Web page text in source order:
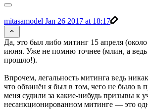
mitasamodel Jan 26 2017 at 18:17
Да, это был либо митинг 15 апреля
июня. Уже не помню точнее (млин, а ведь
прошло!).
Впрочем, легальность митинга ведь
что обвинён я был в том, чего не было в
меня судили за какие-нибудь призывы к
несанкционированном митинге — это